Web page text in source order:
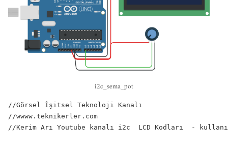
i2c_sema_pot
//Görsel İşitsel Teknoloji Kanalı
//wwww.teknikerler.com
//Kerim Arı Youtube kanalı i2c  LCD Kodları  -